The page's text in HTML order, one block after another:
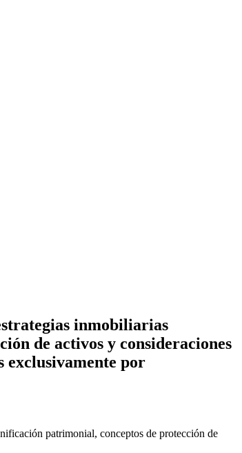
inmobiliarias
de activos y consideraciones
exclusivamente por
patrimonial, conceptos de protección de